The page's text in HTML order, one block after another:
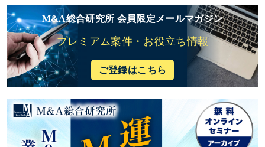
運送業界のM&Aによって解決が期待できる主要な経営課
題
2026年現在の運送業界における最新のM&A動向と市況
運送/物流会社の会社譲渡（株式譲渡）の成功事例3選
運送会社におけるM&A・事業承継の具体的な進め方と手
運送会社M&Aを成功させるためのポイント
M&A総合研究所 会員限定メールマガジン
プレミアム案件・お役立ち情報
ご登録はこちら